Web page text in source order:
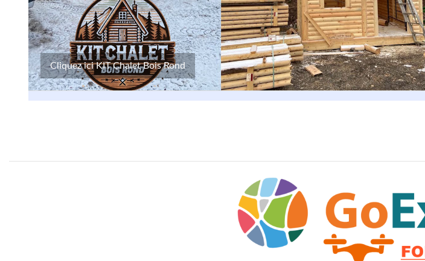
Cliquez ici KIT Chalet Bois Rond